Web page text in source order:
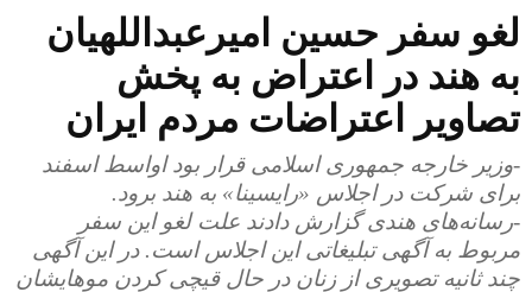
لغو سفر حسین امیرعبداللهیان
به هند در اعتراض به پخش
تصاویر اعتراضات مردم ایران
-وزیر خارجه جمهوری اسلامی قرار بود اواسط اسفند
برای شرکت در اجلاس «رایسینا» به هند برود.
-رسانه‌های هندی گزارش دادند علت لغو این سفر
مربوط به آگهی تبلیغاتی این اجلاس است. در این آگهی
چند ثانیه تصویری از زنان در حال قیچی کردن موهایشان